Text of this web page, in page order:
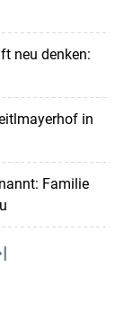
neu denken:
in
Familie
zum